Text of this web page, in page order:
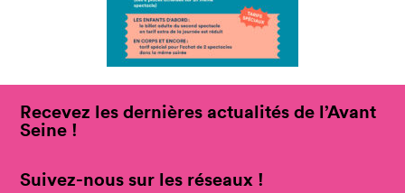
Recevez les dernières actualités de l’Avant
Seine !
Suivez-nous sur les réseaux !